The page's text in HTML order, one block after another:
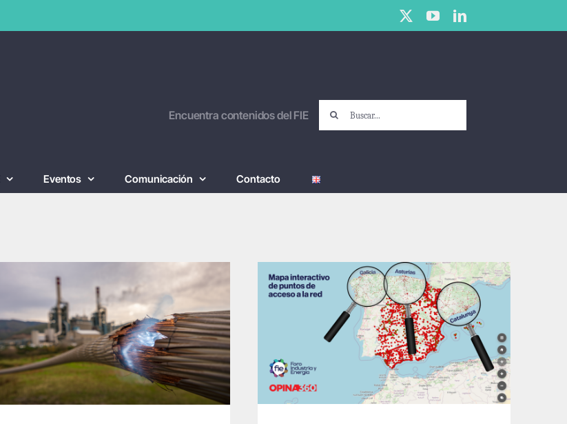
X YouTubeLinkedIn
Encuentra contenidos del FIE
Eventos Comunicación Contacto
El acceso a la red eléctrica pone techo a la
industria asturiana
Reacciones al mapa interactivo de
capacidad publicado por FIE: nuevas
voces desde Catalunya, Asturias y Galicia